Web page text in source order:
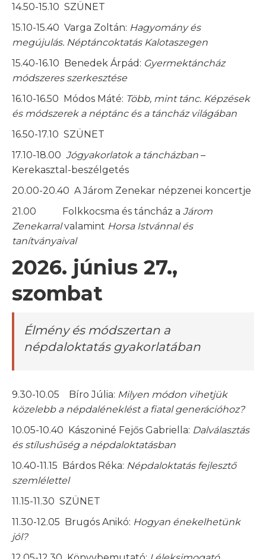
14.50-15.10 SZÜNET
15.10-15.40 Varga Zoltán: Hagyomány és
megújulás. Néptáncoktatás Kalotaszegen
15.40-16.10 Benedek Árpád: Gyermektáncház
módszeres szerkesztése
16.10-16.50 Módos Máté: Több, mint tánc. Képzések
és módszerek a néptánc és a táncház világában
16.50-17.10 SZÜNET
17.10-18.00 Jógyakorlatok a táncházban –
Kerekasztal-beszélgetés
20.00-20.40 A Járom Zenekar népzenei koncertje
21.00 Folkkocsma és táncház a Járom
Zenekarralvalamint Horsa Istvánnal és
tanítványaival
2026. június 27.,
szombat
Élmény és módszertan a
népdaloktatás gyakorlatában
9.30-10.05 Bíro Júlia: Milyen módon vihetjük
közelebb a népdaléneklést a fiatal generációhoz?
10.05-10.40 Kászoniné Fejős Gabriella: Dalválasztás
és stílushűség a népdaloktatásban
10.40-11.15 Bárdos Réka: Népdaloktatás fejlesztő
szemlélettel
11.15-11.30 SZÜNET
11.30-12.05 Brugós Anikó: Hogyan énekelhetünk
jól?